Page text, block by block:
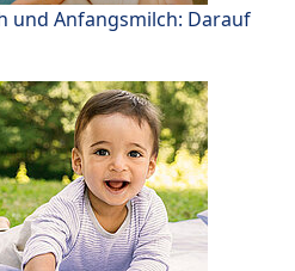
und Anfangsmilch: Darauf